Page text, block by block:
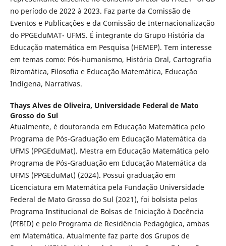
no período de 2022 à 2023. Faz parte da Comissão de
Eventos e Publicações e da Comissão de Internacionalização
do PPGEduMAT- UFMS. É integrante do Grupo História da
Educação matemática em Pesquisa (HEMEP). Tem interesse
em temas como: Pós-humanismo, História Oral, Cartografia
Rizomática, Filosofia e Educação Matemática, Educação
Indígena, Narrativas.
Thays Alves de Oliveira, Universidade Federal de Mato
Grosso do Sul
Atualmente, é doutoranda em Educação Matemática pelo
Programa de Pós-Graduação em Educação Matemática da
UFMS (PPGEduMat). Mestra em Educação Matemática pelo
Programa de Pós-Graduação em Educação Matemática da
UFMS (PPGEduMat) (2024). Possui graduação em
Licenciatura em Matemática pela Fundação Universidade
Federal de Mato Grosso do Sul (2021), foi bolsista pelos
Programa Institucional de Bolsas de Iniciação à Docência
(PIBID) e pelo Programa de Residência Pedagógica, ambas
em Matemática. Atualmente faz parte dos Grupos de